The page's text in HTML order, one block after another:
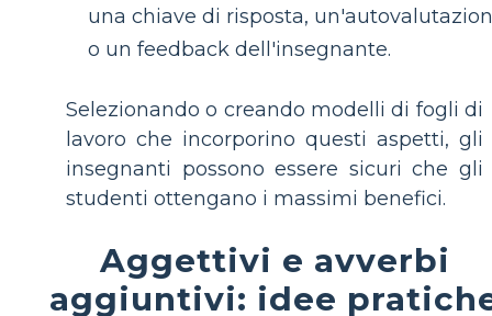
una chiave di risposta,
o un feedback dell'insegnante.
Selezionando o creando modelli di fogli di
lavoro che incorporino questi aspetti, gli
insegnanti possono essere sicuri che gli
studenti ottengano i massimi benefici.
Aggettivi e avverbi
aggiuntivi: idee